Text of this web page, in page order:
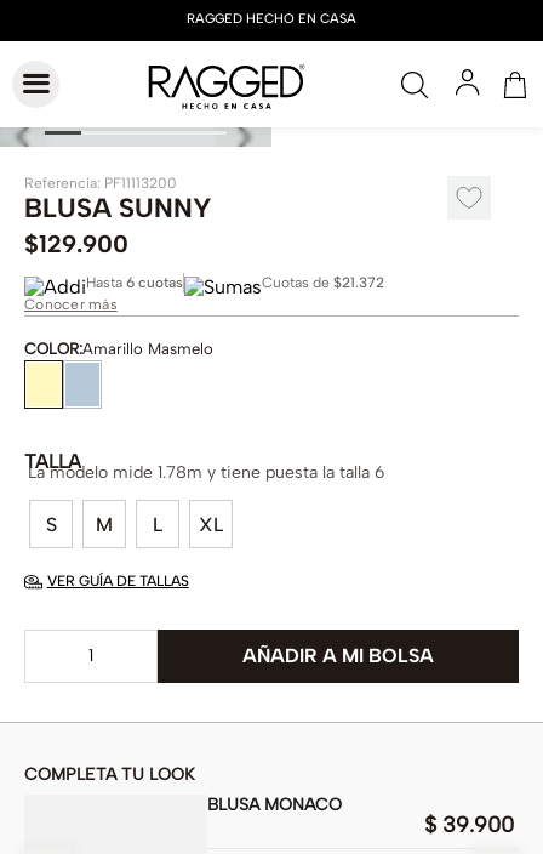
Referencia: PF11113200
BLUSA SUNNY
$129.900
Hasta 6 cuotas Cuotas de $21.372
Conocer más
COLOR:Amarillo Masmelo
TALLA
S M L XL
La modelo mide 1.78m y tiene puesta la talla 6
VER GUÍA DE TALLAS
COMPLETA TU LOOK
BLUSA MONACO
$ 39.900